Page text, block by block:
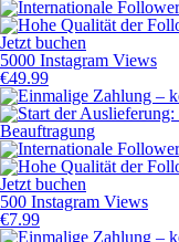
Jetzt buchen
5000 Instagram Views
€49.99
Beauftragung
Jetzt buchen
500 Instagram Views
€7.99